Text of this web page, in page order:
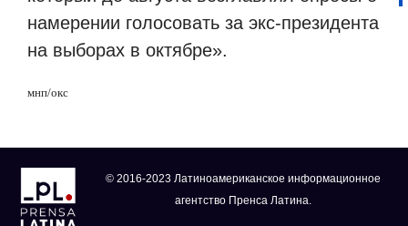
намерении голосовать за экс-президента
на выборах в октябре».
мнп/окс
© 2016-2023 Латиноамериканское информационное
агентство Пренса Латина.